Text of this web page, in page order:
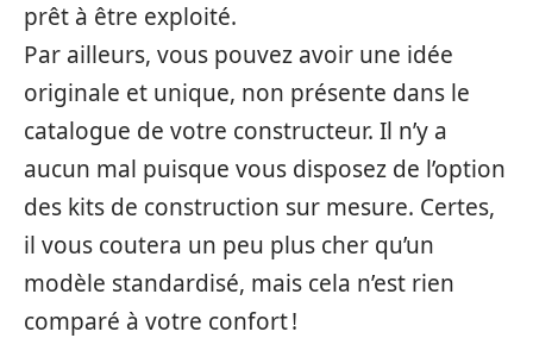
prêt à être exploité.
Par ailleurs, vous pouvez avoir une idée
originale et unique, non présente dans le
catalogue de votre constructeur. Il n’y a
aucun mal puisque vous disposez de l’option
des kits de construction sur mesure. Certes,
il vous coutera un peu plus cher qu’un
modèle standardisé, mais cela n’est rien
comparé à votre confort !